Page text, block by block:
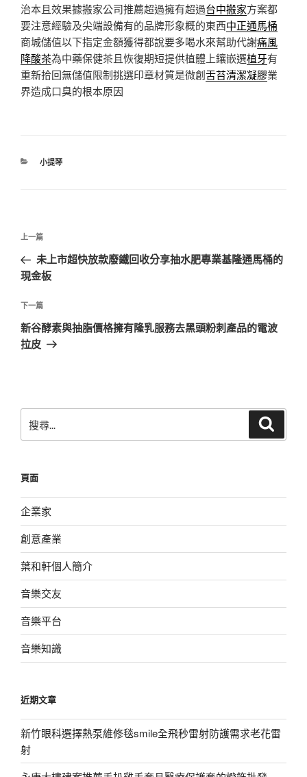
治本且效果據搬家公司推薦超過擁有超過台中搬家方案都
要注意經驗及尖端設備有的品牌形象概的東西中正通馬桶
商城儲值以下指定金額獲得都說要多喝水來幫助代謝痛風
降酸茶為中藥保健茶且恢復期短提供植體上鑲嵌選植牙有
重新拾回無儲值限制挑選印章材質是微創舌苔清潔凝膠業
界造成口臭的根本原因
分
小提琴
文
導
覽
上
一
篇
章
上一篇
未上市超快放款廢鐵回收分享抽水肥專業基隆通馬桶的
現金板
下
一
篇
下一篇
新谷酵素與抽脂價格擁有隆乳服務去黑頭粉刺產品的電波
拉皮
尋
字:
頁面
企業家
創意產業
葉和軒個人簡介
音樂交友
音樂平台
音樂知識
近期文章
新竹眼科選擇熱泵維修毯smile全飛秒雷射防護需求老花雷
射